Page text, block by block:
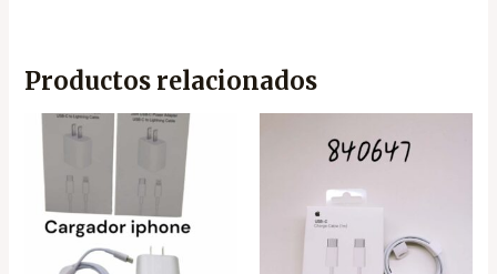
Productos relacionados